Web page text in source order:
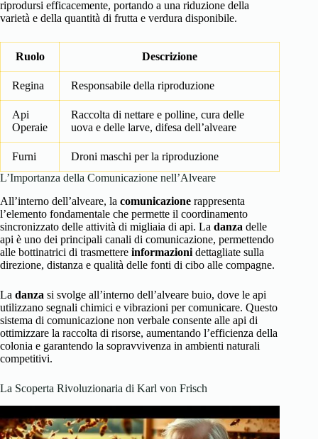
riprodursi efficacemente, portando a una riduzione della
varietà e della quantità di frutta e verdura disponibile.
Ruolo Descrizione
Regina Responsabile della riproduzione
Api
Operaie
Raccolta di nettare e polline, cura delle
uova e delle larve, difesa dell’alveare
Furni
Droni maschi per la riproduzione
L’Importanza della Comunicazione nell’Alveare
All’interno dell’alveare, la comunicazione rappresenta
l’elemento fondamentale che permette il coordinamento
sincronizzato delle attività di migliaia di api. La danza delle
api è uno dei principali canali di comunicazione, permettendo
alle bottinatrici di trasmettere informazioni dettagliate sulla
direzione, distanza e qualità delle fonti di cibo alle compagne.
La danza si svolge all’interno dell’alveare buio, dove le api
utilizzano segnali chimici e vibrazioni per comunicare. Questo
sistema di comunicazione non verbale consente alle api di
ottimizzare la raccolta di risorse, aumentando l’efficienza della
colonia e garantendo la sopravvivenza in ambienti naturali
competitivi.
La Scoperta Rivoluzionaria di Karl von Frisch